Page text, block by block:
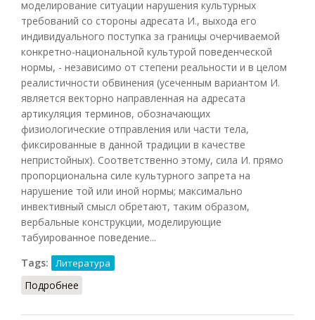
моделирование ситуации нарушения культурных
требований со стороны адресата И., выхода его
индивидуального поступка за границы очерчиваемой
конкретно-национальной культурой поведенческой
нормы, - независимо от степени реальности и в целом
реалистичности обвинения (усеченным вариантом И.
является векторно направленная на адресата
артикуляция терминов, обозначающих
физиологические отправления или части тела,
фиксированные в данной традиции в качестве
непристойных). Соответственно этому, сила И. прямо
пропорциональна силе культурного запрета на
нарушение той или иной нормы; максимально
инвективный смысл обретают, таким образом,
вербальные конструкции, моделирующие
табуированное поведение...
Tags:
Литература
Подробнее